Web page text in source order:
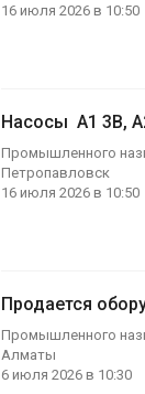
16 июля 2026 в 10:50
Насосы А1 3В,
Промышленного
Петропавловск
16 июля 2026 в 10:50
Продается
Промышленного
Алматы
6 июля 2026 в 10:30